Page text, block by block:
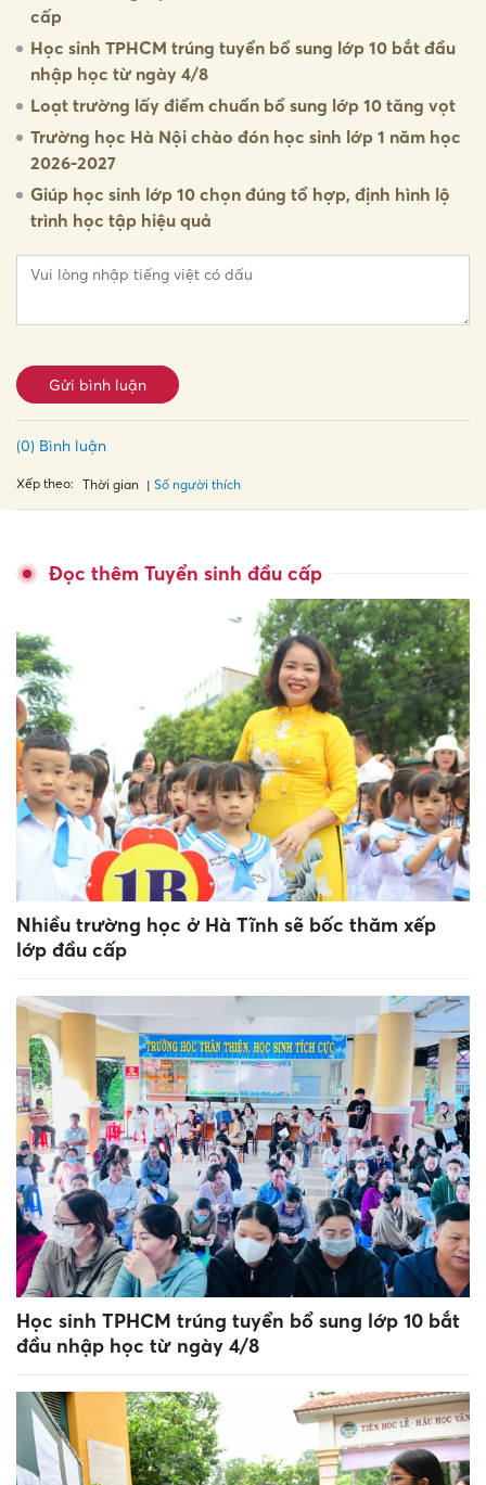
cấp
Học sinh TPHCM trúng tuyển bổ sung lớp 10 bắt đầu
nhập học từ ngày 4/8
Loạt trường lấy điểm chuẩn bổ sung lớp 10 tăng vọt
Trường học Hà Nội chào đón học sinh lớp 1 năm học
2026-2027
Giúp học sinh lớp 10 chọn đúng tổ hợp, định hình lộ
trình học tập hiệu quả
Gửi bình luận
(0) Bình luận
Xếp theo: Thời gian Số người thích
Đọc thêm Tuyển sinh đầu cấp
Nhiều trường học ở Hà Tĩnh sẽ bốc thăm xếp
lớp đầu cấp
Học sinh TPHCM trúng tuyển bổ sung lớp 10 bắt
đầu nhập học từ ngày 4/8